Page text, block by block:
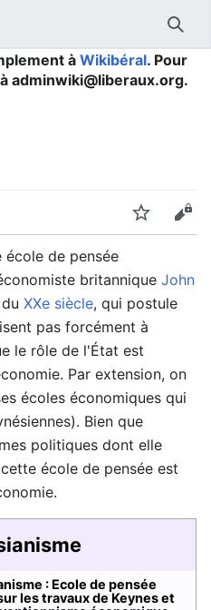
à Wikibéral. Pour
adminwiki@liberaux.org.
Suivre
école de pensée
britannique John
XXe siècle, qui postule
pas forcément à
le rôle de l'État est
Par extension, on
écoles économiques qui
Bien que
politiques dont elle
école de pensée est
: Ecole de pensée
les travaux de Keynes et